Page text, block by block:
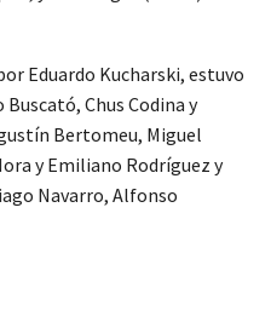
Eduardo Kucharski, estuvo
Chus Codina y
Bertomeu, Miguel
y Emiliano Rodríguez y
Navarro, Alfonso